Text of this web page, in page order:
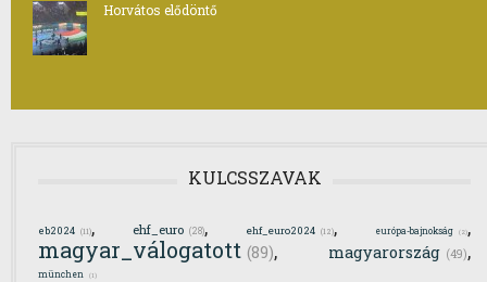
Horvátos elődöntő
KULCSSZAVAK
eb2024 (11), ehf_euro (28), ehf_euro2024 (12), európa-bajnokság (2),
magyar_válogatott (89), magyarország (49),
münchen (1)